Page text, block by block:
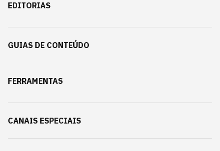
EDITORIAS
GUIAS DE CONTEÚDO
FERRAMENTAS
CANAIS ESPECIAIS